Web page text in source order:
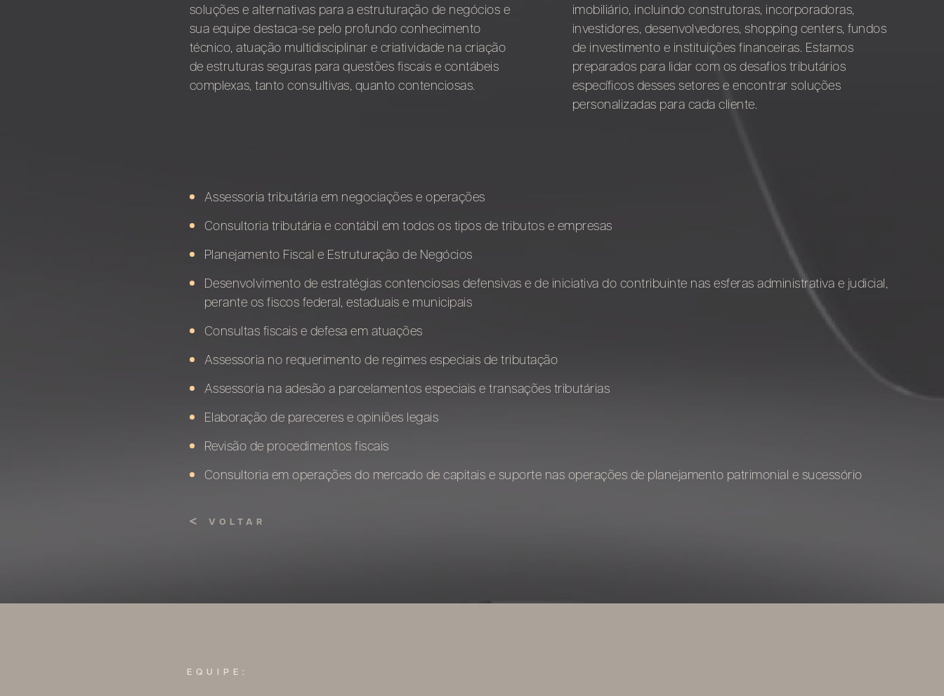
soluções e alternativas para a estruturação de negócios e
sua equipe destaca-se pelo profundo conhecimento
técnico, atuação multidisciplinar e criatividade na criação
de estruturas seguras para questões fiscais e contábeis
complexas, tanto consultivas, quanto contenciosas.
imobiliário, incluindo construtoras, incorporadoras,
investidores, desenvolvedores, shopping centers, fundos
de investimento e instituições financeiras. Estamos
preparados para lidar com os desafios tributários
específicos desses setores e encontrar soluções
personalizadas para cada cliente.
Assessoria tributária em negociações e operações
Consultoria tributária e contábil em todos os tipos de tributos e empresas
Planejamento Fiscal e Estruturação de Negócios
Desenvolvimento de estratégias contenciosas defensivas e de iniciativa do contribuinte nas esferas administrativa e judicial,
perante os fiscos federal, estaduais e municipais
Consultas fiscais e defesa em atuações
Assessoria no requerimento de regimes especiais de tributação
Assessoria na adesão a parcelamentos especiais e transações tributárias
Elaboração de pareceres e opiniões legais
Revisão de procedimentos fiscais
Consultoria em operações do mercado de capitais e suporte nas operações de planejamento patrimonial e sucessório
VOLTAR
EQUIPE: